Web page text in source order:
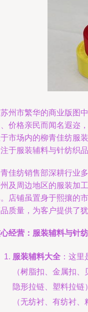
州市繁华的商业版图
价格亲民而闻名遐迩
市场内的柳青佳纺服
于服装辅料与针纺织
佳纺销售部深耕行业
及周边地区的服装加
店铺虽置身于熙攘的
质量，为客户提供了
经营：服装辅料与针
服装辅料大全 ：这
（树脂扣、金属扣
隐形拉链、塑料拉
（无纺衬、有纺衬